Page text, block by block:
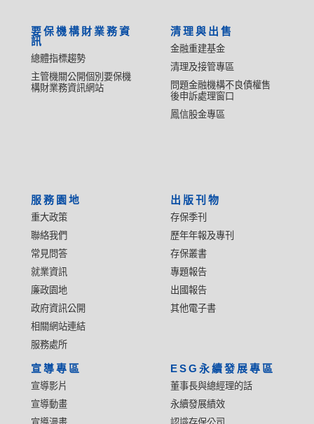
要保機構財業務資
訊
總體指標趨勢
主管機關公開個別要保機
構財業務資訊網站
清理與出售
金融重建基金
清理及接管專區
問題金融機構不良債權售
後申訴處理窗口
鳳信股金專區
服務園地
重大政策
聯絡我們
常見問答
就業資訊
廉政園地
政府資訊公開
相關網站連結
服務處所
出版刊物
存保季刊
歷年年報及專刊
存保叢書
專題報告
出國報告
其他電子書
宣導專區
宣導影片
宣導動畫
ESG永續發展專區
董事長與總經理的話
永續發展績效